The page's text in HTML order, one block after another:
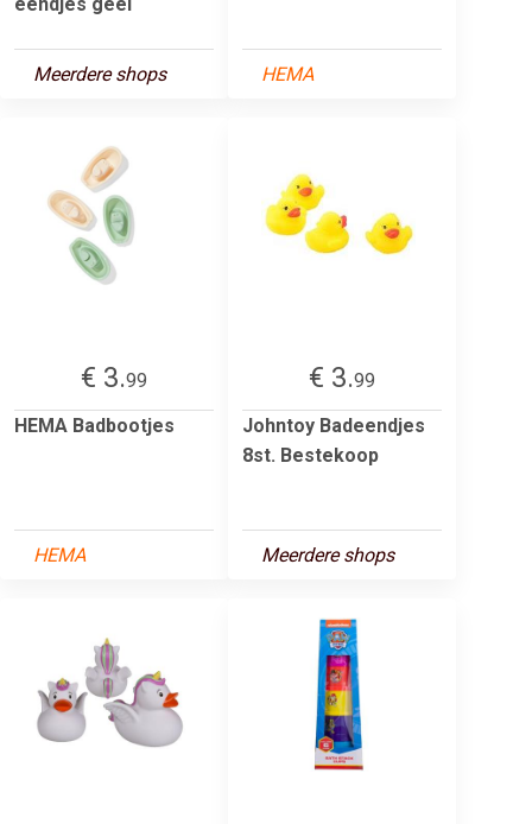
Meerdere shops HEMA
€ 3.99
HEMA Badbootjes
HEMA
€ 3.99
Johntoy Badeendjes
8st. Bestekoop
Meerdere shops